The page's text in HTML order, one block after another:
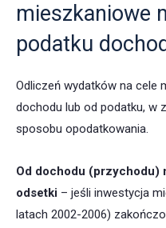
mieszkaniowe
podatku
Odliczeń wydatków na cele
dochodu lub od podatku, w
sposobu opodatkowania.
Od dochodu (przychodu)
odsetki – jeśli inwestycja
latach 2002-2006)